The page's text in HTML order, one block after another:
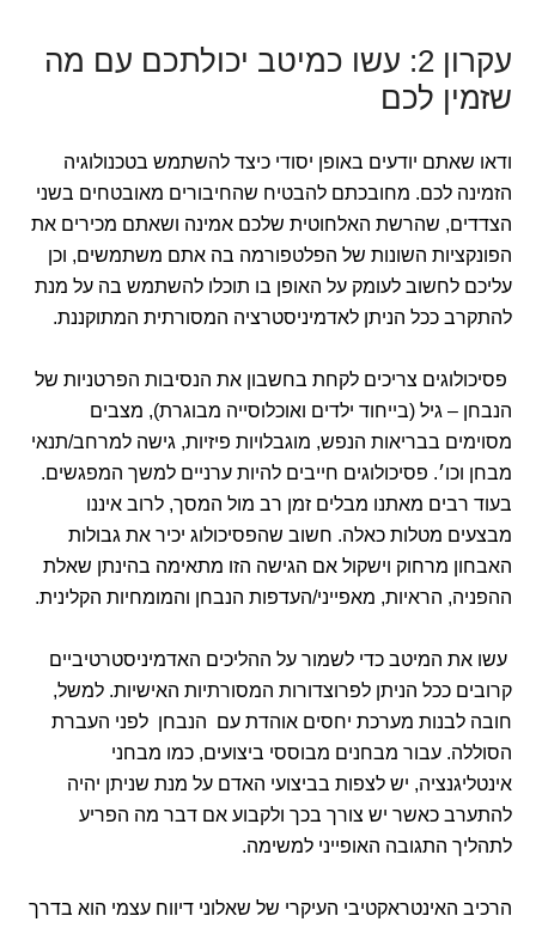
עקרון 2: עשו כמיטב יכולתכם עם מה
שזמין לכם
ודאו שאתם יודעים באופן יסודי כיצד להשתמש בטכנולוגיה
הזמינה לכם. מחובכתם להבטיח שהחיבורים מאובטחים בשני
הצדדים, שהרשת האלחוטית שלכם אמינה ושאתם מכירים את
הפונקציות השונות של הפלטפורמה בה אתם משתמשים, וכן
עליכם לחשוב לעומק על האופן בו תוכלו להשתמש בה על מנת
להתקרב ככל הניתן לאדמיניסטרציה המסורתית המתוקננת.
פסיכולוגים צריכים לקחת בחשבון את הנסיבות הפרטניות של
הנבחן – גיל (בייחוד ילדים ואוכלוסייה מבוגרת), מצבים
מסוימים בבריאות הנפש, מוגבלויות פיזיות, גישה למרחב/תנאי
מבחן וכו׳. פסיכולוגים חייבים להיות ערניים למשך המפגשים.
בעוד רבים מאתנו מבלים זמן רב מול המסך, לרוב איננו
מבצעים מטלות כאלה. חשוב שהפסיכולוג יכיר את גבולות
האבחון מרחוק וישקול אם הגישה הזו מתאימה בהינתן שאלת
ההפניה, הראיות, מאפייני/העדפות הנבחן והמומחיות הקלינית.
עשו את המיטב כדי לשמור על ההליכים האדמיניסטרטיביים
קרובים ככל הניתן לפרוצדורות המסורתיות האישיות. למשל,
חובה לבנות מערכת יחסים אוהדת עם הנבחן לפני העברת
הסוללה. עבור מבחנים מבוססי ביצועים, כמו מבחני
אינטליגנציה, יש לצפות בביצועי האדם על מנת שניתן יהיה
להתערב כאשר יש צורך בכך ולקבוע אם דבר מה הפריע
לתהליך התגובה האופייני למשימה.
הרכיב האינטראקטיבי העיקרי של שאלוני דיווח עצמי הוא בדרך